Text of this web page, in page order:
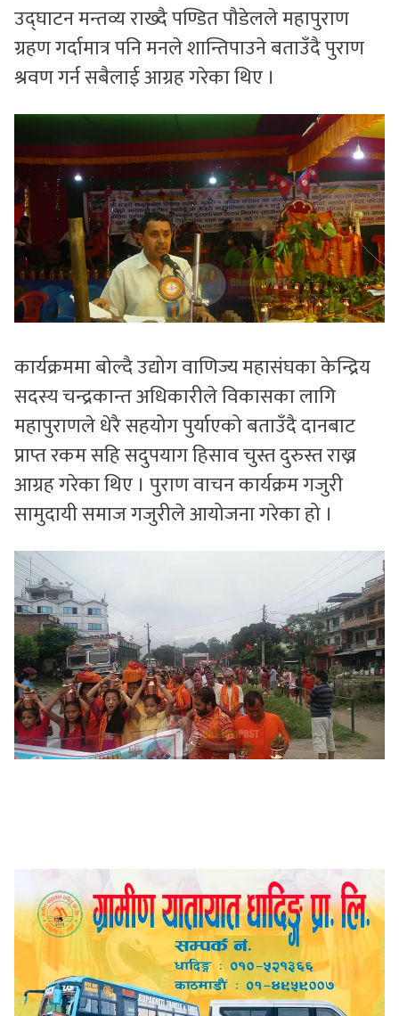
उद्घाटन मन्तव्य राख्दै पण्डित पौडेलले महापुराण
ग्रहण गर्दामात्र पनि मनले शान्तिपाउने बताउँदै पुराण
श्रवण गर्न सबैलाई आग्रह गरेका थिए ।
कार्यक्रममा बोल्दै उद्योग वाणिज्य महासंघका केन्द्रिय
सदस्य चन्द्रकान्त अधिकारीले विकासका लागि
महापुराणले धेरै सहयोग पुर्याएको बताउँदै दानबाट
प्राप्त रकम सहि सदुपयाग हिसाव चुस्त दुरुस्त राख्न
आग्रह गरेका थिए । पुराण वाचन कार्यक्रम गजुरी
सामुदायी समाज गजुरीले आयोजना गरेका हो ।